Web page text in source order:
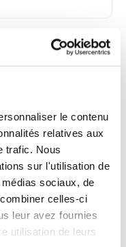
le contenu
relatives aux
trafic. Nous
sur l'utilisation de
sociaux, de
celles-ci
leur avez fournies
utilisation de leurs
de production en 2
Mersch H/F
BETTEMBOURG